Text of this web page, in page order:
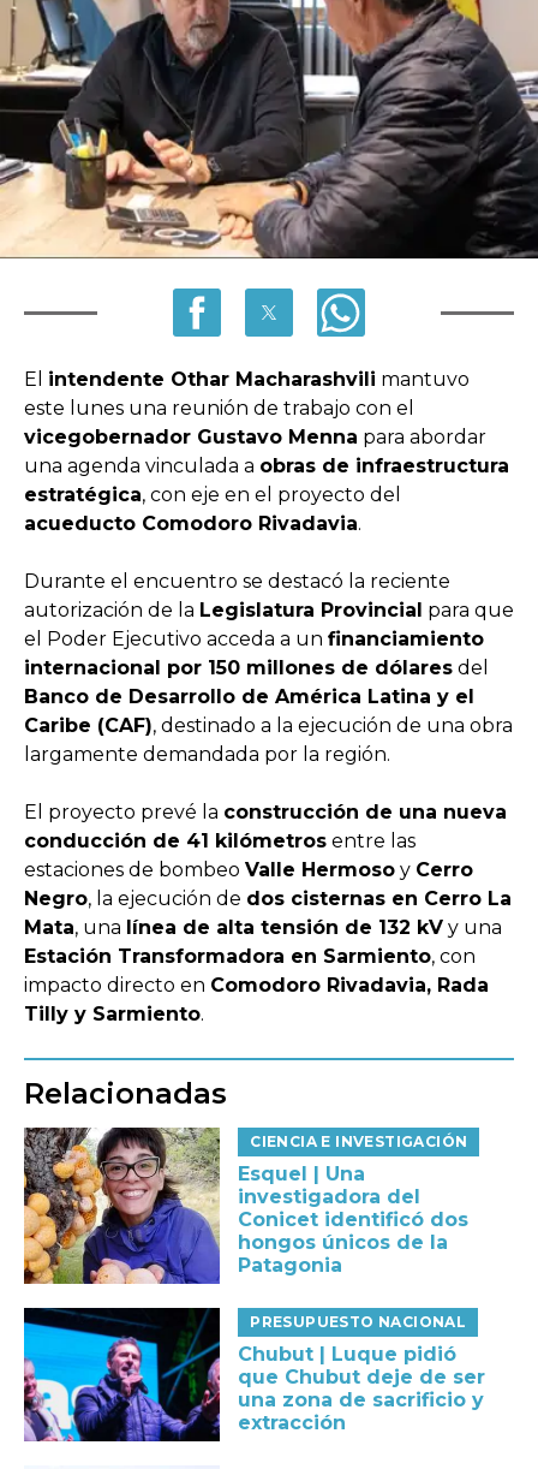
El intendente Othar Macharashvili mantuvo
este lunes una reunión de trabajo con el
vicegobernador Gustavo Menna para abordar
una agenda vinculada a obras de infraestructura
estratégica, con eje en el proyecto del
acueducto Comodoro Rivadavia.
Durante el encuentro se destacó la reciente
autorización de la Legislatura Provincial para que
el Poder Ejecutivo acceda a un financiamiento
internacional por 150 millones de dólares del
Banco de Desarrollo de América Latina y el
Caribe (CAF), destinado a la ejecución de una obra
largamente demandada por la región.
El proyecto prevé la construcción de una nueva
conducción de 41 kilómetros entre las
estaciones de bombeo Valle Hermoso y Cerro
Negro, la ejecución de dos cisternas en Cerro La
Mata, una línea de alta tensión de 132 kV y una
Estación Transformadora en Sarmiento, con
impacto directo en Comodoro Rivadavia, Rada
Tilly y Sarmiento.
Relacionadas
CIENCIA E INVESTIGACIÓN
Esquel | Una
investigadora del
Conicet identificó dos
hongos únicos de la
Patagonia
PRESUPUESTO NACIONAL
Chubut | Luque pidió
que Chubut deje de ser
una zona de sacrificio y
extracción